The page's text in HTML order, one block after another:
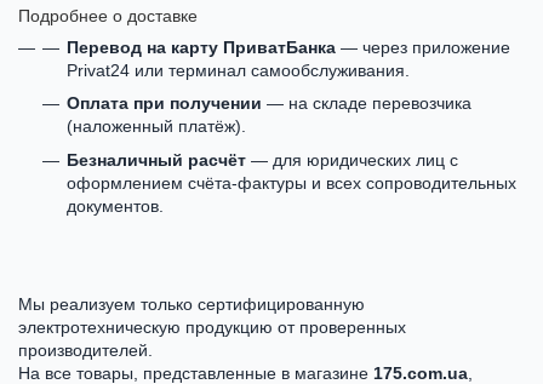
Подробнее о доставке
Перевод на карту ПриватБанка — через приложение
Privat24 или терминал самообслуживания.
Оплата при получении — на складе перевозчика
(наложенный платёж).
Безналичный расчёт — для юридических лиц с
оформлением счёта-фактуры и всех сопроводительных
документов.
Мы реализуем только сертифицированную
электротехническую продукцию от проверенных
производителей.
На все товары, представленные в магазине 175.com.ua